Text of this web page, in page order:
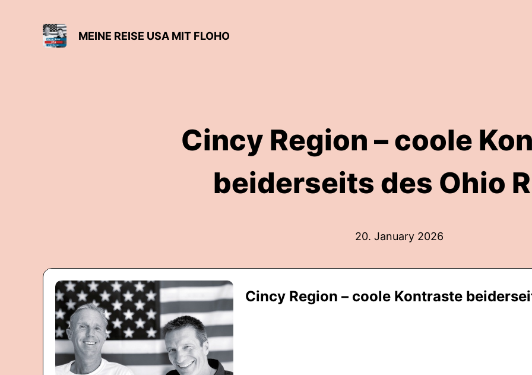
MEINE REISE USA MIT FLOHO
Cincy Region – coole
beiderseits des Ohio
20. January 2026